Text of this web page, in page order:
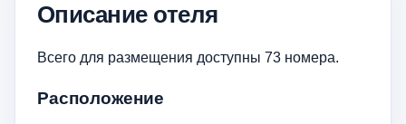
Описание отеля
Всего для размещения доступны 73 номера.
Расположение